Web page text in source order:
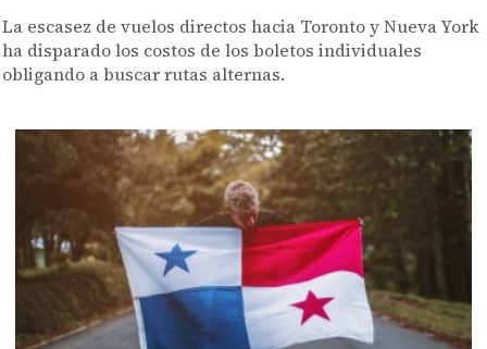
La escasez de vuelos directos hacia Toronto y Nueva York
ha disparado los costos de los boletos individuales
obligando a buscar rutas alternas.